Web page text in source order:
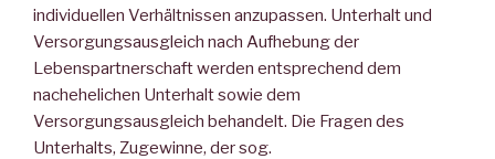
individuellen Verhältnissen anzupassen. Unterhalt und
Versorgungsausgleich nach Aufhebung der
Lebenspartnerschaft werden entsprechend dem
nachehelichen Unterhalt sowie dem
Versorgungsausgleich behandelt. Die Fragen des
Unterhalts, Zugewinne, der sog.